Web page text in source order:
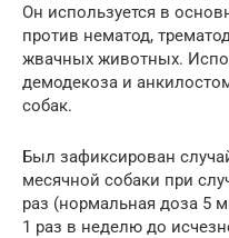
Он используется в
против нематод,
жвачных животных.
демодекоза и
собак.
Был зафиксирован
месячной собаки при
раз (нормальная доза 5
1 раз в неделю до